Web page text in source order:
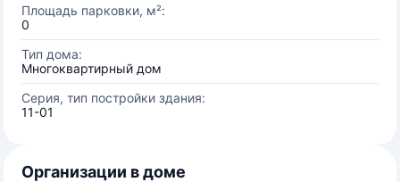
Площадь парковки, м²:
0
Тип дома:
Многоквартирный дом
Серия, тип постройки здания:
11-01
Организации в доме